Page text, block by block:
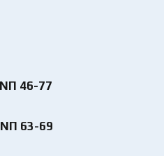
46-77
63-69